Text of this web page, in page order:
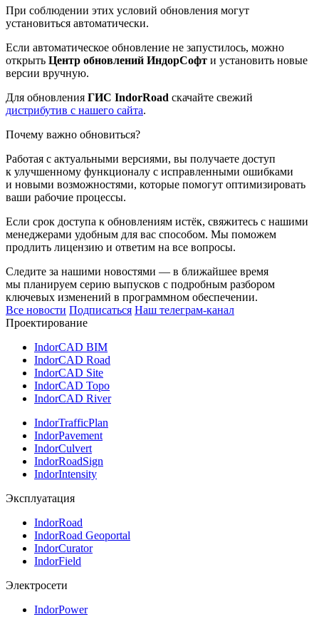
При соблюдении этих условий обновления могут
установиться автоматически.
Если автоматическое обновление не запустилось, можно
открыть Центр обновлений ИндорСофт и установить новые
версии вручную.
Для обновления ГИС IndorRoad скачайте свежий
дистрибутив с нашего сайта.
Почему важно обновиться?
Работая с актуальными версиями, вы получаете доступ
к улучшенному функционалу с исправленными ошибками
и новыми возможностями, которые помогут оптимизировать
ваши рабочие процессы.
Если срок доступа к обновлениям истёк, свяжитесь с нашими
менеджерами удобным для вас способом. Мы поможем
продлить лицензию и ответим на все вопросы.
Следите за нашими новостями — в ближайшее время
мы планируем серию выпусков с подробным разбором
ключевых изменений в программном обеспечении.
Все новости Подписаться Наш телеграм-канал
Проектирование
IndorCAD BIM
IndorCAD Road
IndorCAD Site
IndorCAD Topo
IndorCAD River
IndorTrafficPlan
IndorPavement
IndorCulvert
IndorRoadSign
IndorIntensity
Эксплуатация
IndorRoad
IndorRoad Geoportal
IndorCurator
IndorField
Электросети
IndorPower